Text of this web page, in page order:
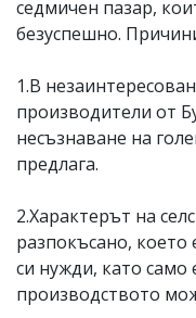
седмичен пазар,
безуспешно.
1.В
производители от
несъзнаване на
предлага.
2.Характерът на
разпокъсано, което
си нужди, като само
производството